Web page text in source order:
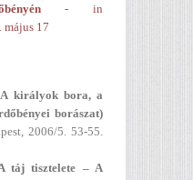
- in
május 17
királyok bora, a
borászat)
2006/5. 53-55.
táj tisztelete – A